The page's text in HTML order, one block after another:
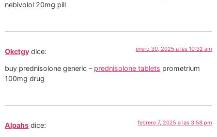
nebivolol 20mg pill
Okctgy dice: enero 30, 2025 a las 10:32 am
buy prednisolone generic – prednisolone tablets prometrium
100mg drug
Alpahs dice: febrero 7, 2025 a las 3:58 pm